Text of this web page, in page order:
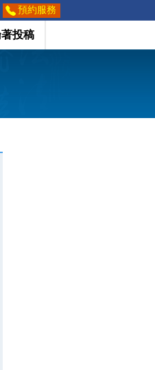
預約服務
投稿